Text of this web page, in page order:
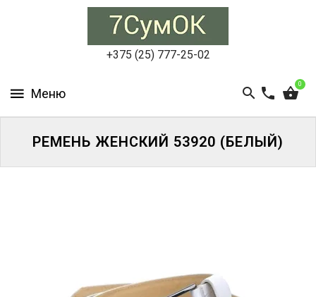
+375 (25) 777-25-02
0
МУЖСКИЕ
РЕМЕНЬ ЖЕНСКИЙ 53920 (БЕЛЫЙ)